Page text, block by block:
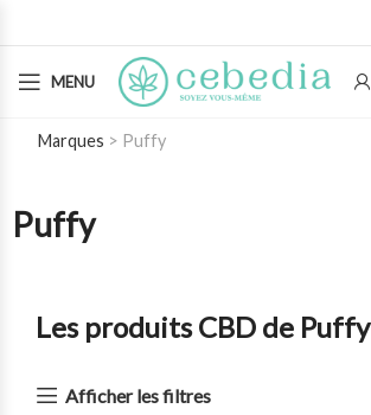
MENU
Marques Puffy
Puffy
Les produits CBD de Puffy
Afficher les filtres